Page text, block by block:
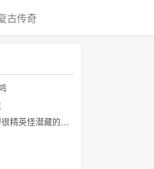
古传奇
幻境大厅精英怪怪探索少见得很精英怪潜藏的高阶副本回忆